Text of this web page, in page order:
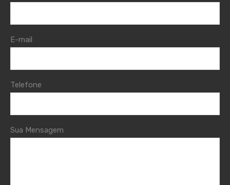
E-mail
Telefone
Sua Mensagem